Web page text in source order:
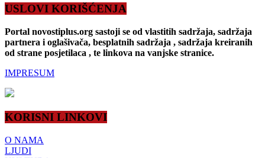
USLOVI KORIŠĆENJA
Portal novostiplus.org sastoji se od vlastitih sadržaja, sadržaja
partnera i oglašivača, besplatnih sadržaja , sadržaja kreiranih
od strane posjetilaca , te linkova na vanjske stranice.
IMPRESUM
KORISNI LINKOVI
O NAMA
LJUDI